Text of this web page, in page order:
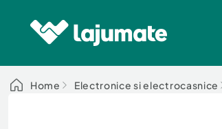
Home Electronice si electrocasnice